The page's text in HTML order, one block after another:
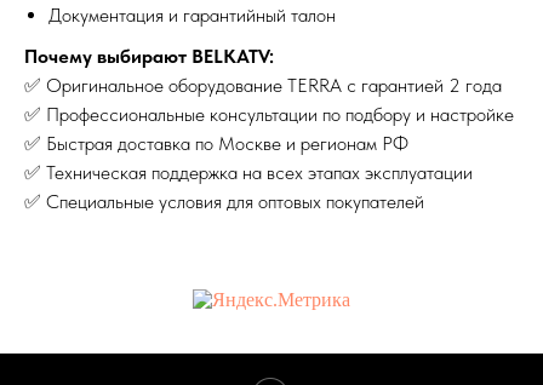
Документация и гарантийный талон
Почему выбирают BELKATV:
✅ Оригинальное оборудование TERRA с гарантией 2 года
✅ Профессиональные консультации по подбору и настройке
✅ Быстрая доставка по Москве и регионам РФ
✅ Техническая поддержка на всех этапах эксплуатации
✅ Специальные условия для оптовых покупателей